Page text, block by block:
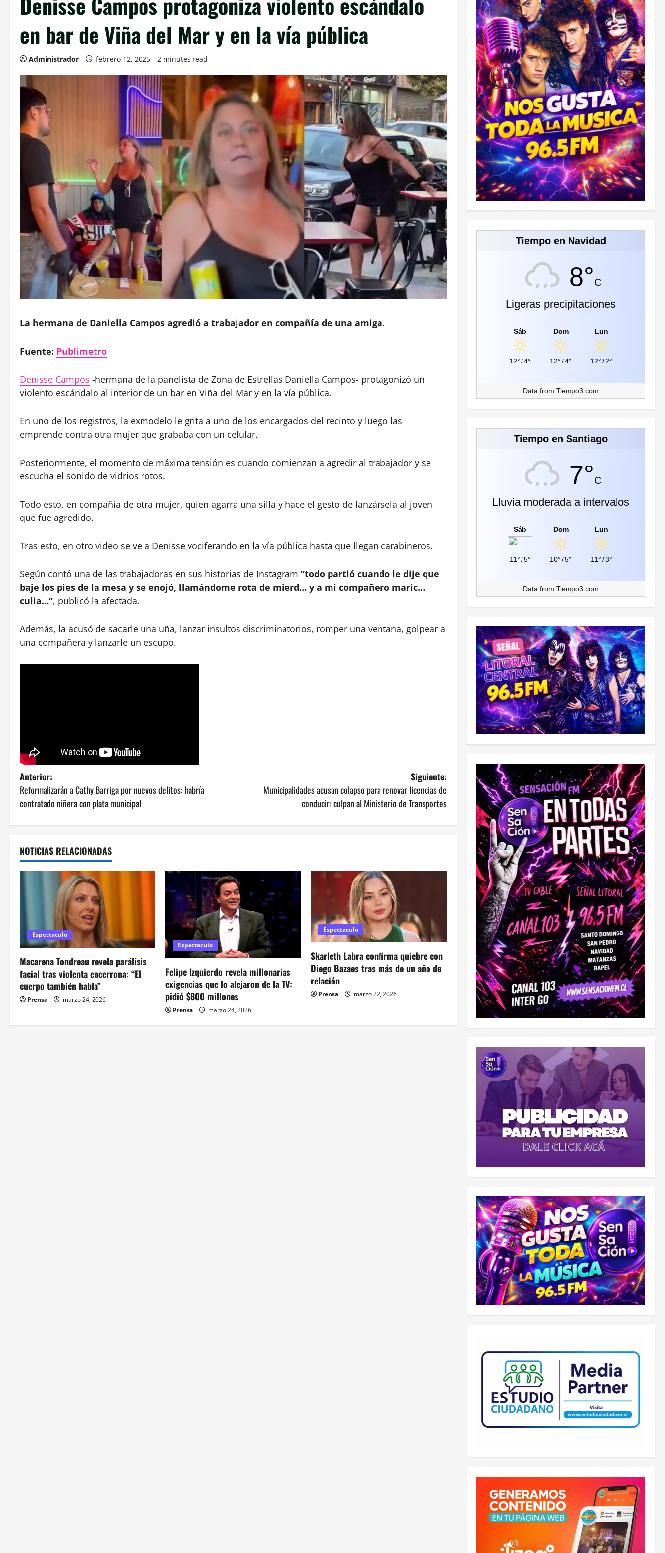
en bar de Viña del Mar y en la vía pública
Administrador febrero 12, 2025 2 minutes read
La hermana de Daniella Campos agredió a trabajador en compañía de una amiga.
Fuente: Publimetro
Denisse Campos -hermana de la panelista de Zona de Estrellas Daniella Campos- protagonizó un
violento escándalo al interior de un bar en Viña del Mar y en la vía pública.
En uno de los registros, la exmodelo le grita a uno de los encargados del recinto y luego las
emprende contra otra mujer que grababa con un celular.
Posteriormente, el momento de máxima tensión es cuando comienzan a agredir al trabajador y se
escucha el sonido de vidrios rotos.
Todo esto, en compañía de otra mujer, quien agarra una silla y hace el gesto de lanzársela al joven
que fue agredido.
Tras esto, en otro video se ve a Denisse vociferando en la vía pública hasta que llegan carabineros.
Según contó una de las trabajadoras en sus historias de Instagram “todo partió cuando le dije que
baje los pies de la mesa y se enojó, llamándome rota de mierd… y a mi compañero maric…
culia…”, publicó la afectada.
Además, la acusó de sacarle una uña, lanzar insultos discriminatorios, romper una ventana, golpear a
una compañera y lanzarle un escupo.
N
a
v
e
g
ó
n
d
e
e
Anterior:
Reformalizarán a Cathy Barriga por nuevos delitos: habría
contratado niñera con plata municipal
Siguiente:
Municipalidades acusan colapso para renovar licencias de
conducir: culpan al Ministerio de Transportes
NOTICIAS RELACIONADAS
Espectaculo
Macarena Tondreau revela parálisis
facial tras violenta encerrona: “El
cuerpo también habla”
Prensa marzo 24, 2026
Espectaculo
Felipe Izquierdo revela millonarias
exigencias que lo alejaron de la TV:
pidió $800 millones
Prensa marzo 24, 2026
Espectaculo
Skarleth Labra confirma quiebre con
Diego Bazaes tras más de un año de
relación
Prensa marzo 22, 2026
Tiempo en Navidad
8°C
Ligeras precipitaciones
Sáb
12° /4°
Dom
12° /4°
Lun
12° /2°
Data from Tiempo3.com
Tiempo en Santiago
7°C
Lluvia moderada a intervalos
Sáb
11°/5°
Dom
10° /5°
Lun
11°/3°
Data from Tiempo3.com